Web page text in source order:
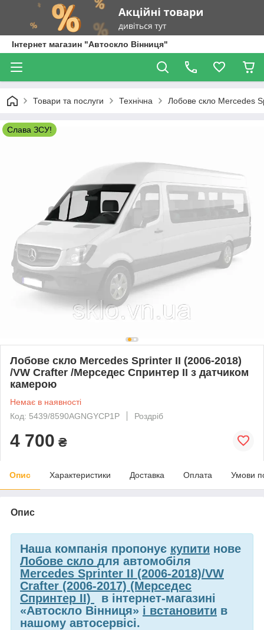
Інтернет магазин "Автоскло Вінниця"
Товари та послуги Технічна Лобове скло Mercedes
Слава ЗСУ!
Лобове скло Mercedes Sprinter II (2006-2018)
/VW Crafter /Мерседес Спринтер II з датчиком
камерою
Немає в наявності
Код: 5439/8590AGNGYCP1P
Роздріб
4 700 ₴
Опис Характеристики Доставка Оплата Умови
Опис
Наша компанія пропонує купити нове
Лобове скло для автомобіля
Mercedes Sprinter II (2006-2018)/VW
Crafter (2006-2017) (Мерседес
Спринтер II)
в інтернет-магазині
«Автоскло Вінниця» і встановити в
нашому автосервісі.